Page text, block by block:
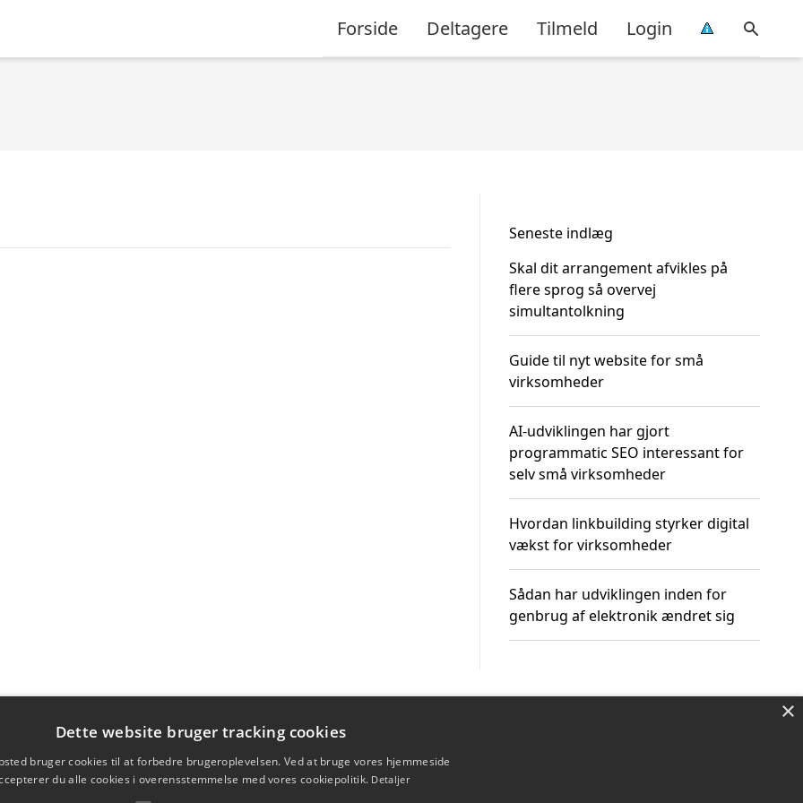
Forside Deltagere Tilmeld Login
Seneste indlæg
Skal dit arrangement afvikles på
flere sprog så overvej
simultantolkning
Guide til nyt website for små
virksomheder
AI-udviklingen har gjort
programmatic SEO interessant for
selv små virksomheder
Hvordan linkbuilding styrker digital
vækst for virksomheder
Sådan har udviklingen inden for
genbrug af elektronik ændret sig
×
Dette website bruger tracking cookies
bruger cookies til at forbedre brugeroplevelsen. Ved at bruge vores hjemmeside
du alle cookies i overensstemmelse med vores cookiepolitik. Detaljer